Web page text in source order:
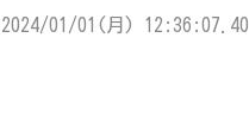
2024/01/01(月) 12:36:07.40